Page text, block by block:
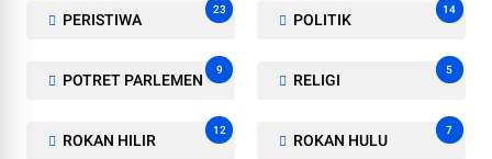
PERISTIWA
23
POLITIK
14
POTRET PARLEMEN
9
RELIGI
5
ROKAN HILIR
12
ROKAN HULU
7